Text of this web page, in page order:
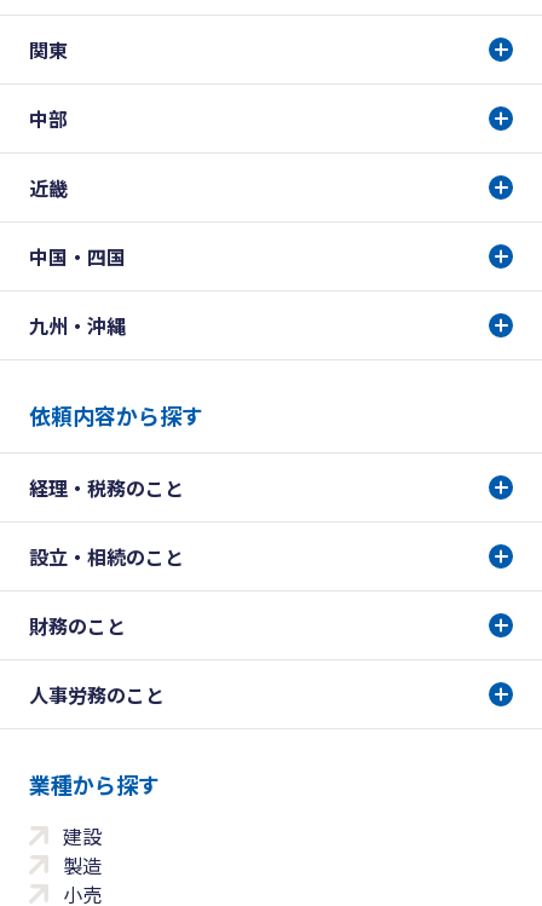
関東
中部
近畿
中国・四国
九州・沖縄
依頼内容から探す
経理・税務のこと
設立・相続のこと
財務のこと
人事労務のこと
業種から探す
建設
製造
小売